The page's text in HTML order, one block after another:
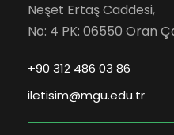
Neşet Ertaş Caddesi,
No: 4 PK: 06550 Oran
+90 312 486 03 86
iletisim@mgu.edu.tr